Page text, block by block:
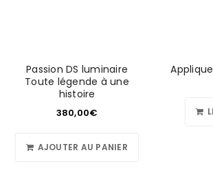
Passion DS luminaire
Toute légende à une
histoire
380,00€
AJOUTER AU PANIER